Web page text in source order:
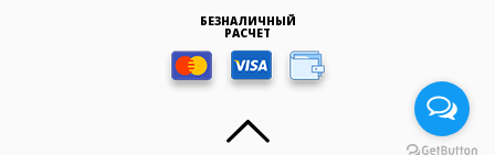
БЕЗНАЛИЧНЫЙ
РАСЧЕТ